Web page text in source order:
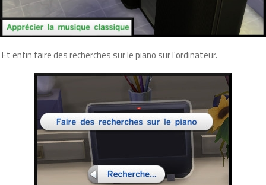
Et enfin faire des recherches sur le piano sur l'ordinateur.